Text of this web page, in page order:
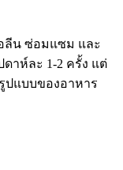
ลีน ซ่อมแซม และ
าห์ละ 1-2 ครั้ง แต่
ปแบบของอาหาร